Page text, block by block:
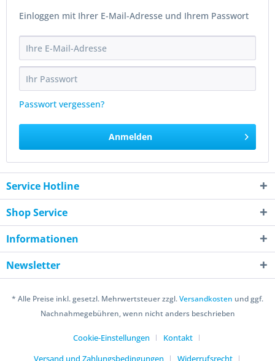
Einloggen mit Ihrer E-Mail-Adresse und Ihrem Passwort
Passwort vergessen?
Anmelden
Service Hotline
Shop Service
Informationen
Newsletter
* Alle Preise inkl. gesetzl. Mehrwertsteuer zzgl.Versandkosten und ggf.
Nachnahmegebühren, wenn nicht anders beschrieben
Cookie-Einstellungen
Kontakt
Versand und Zahlungsbedingungen
Widerrufsrecht